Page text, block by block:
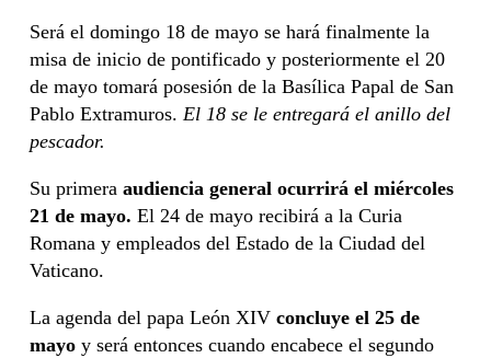
Será el domingo 18 de mayo se hará finalmente la
misa de inicio de pontificado y posteriormente el 20
de mayo tomará posesión de la Basílica Papal de San
Pablo Extramuros. El 18 se le entregará el anillo del
pescador.
Su primera audiencia general ocurrirá el miércoles
21 de mayo. El 24 de mayo recibirá a la Curia
Romana y empleados del Estado de la Ciudad del
Vaticano.
La agenda del papa León XIV concluye el 25 de
mayo y será entonces cuando encabece el segundo